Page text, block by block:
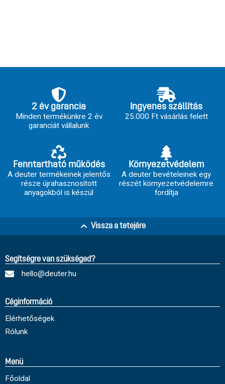
2 év garancia
Minden termékünkre 2 év
garanciát vállalunk
Ingyenes szállítás
25.000 Ft vásárlás felett
Fenntartható működés
A deuter termékeinek jelentős
része újrahasznosított
anyagokból is készül
Környezetvédelem
A deuter bevételeinek egy
részét környezetvédelemre
fordítja
Vissza a tetejére
Segítségre van szükséged?
hello@deuter.hu
Céginformáció
Elérhetőségek
Rólunk
Menü
Főoldal